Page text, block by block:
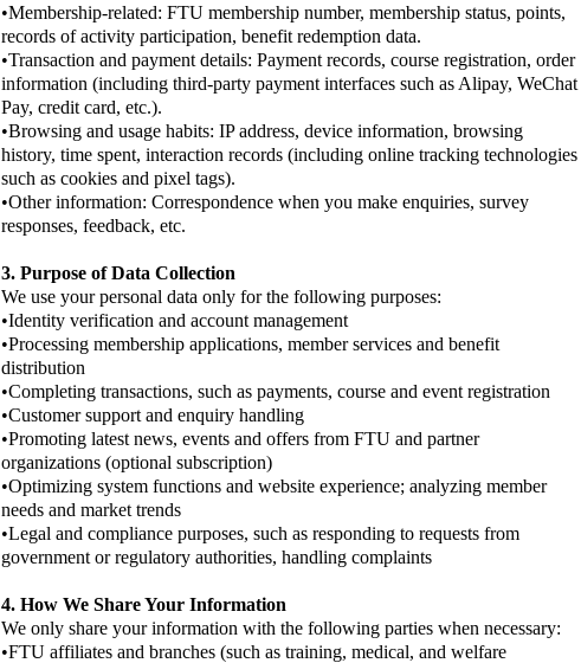
•Membership-related: FTU membership number, membership status, points,
records of activity participation, benefit redemption data.
•Transaction and payment details: Payment records, course registration, order
information (including third-party payment interfaces such as Alipay, WeChat
Pay, credit card, etc.).
•Browsing and usage habits: IP address, device information, browsing
history, time spent, interaction records (including online tracking technologies
such as cookies and pixel tags).
•Other information: Correspondence when you make enquiries, survey
responses, feedback, etc.
3. Purpose of Data Collection
We use your personal data only for the following purposes:
•Identity verification and account management
•Processing membership applications, member services and benefit
distribution
•Completing transactions, such as payments, course and event registration
•Customer support and enquiry handling
•Promoting latest news, events and offers from FTU and partner
organizations (optional subscription)
•Optimizing system functions and website experience; analyzing member
needs and market trends
•Legal and compliance purposes, such as responding to requests from
government or regulatory authorities, handling complaints
4. How We Share Your Information
We only share your information with the following parties when necessary:
•FTU affiliates and branches (such as training, medical, and welfare